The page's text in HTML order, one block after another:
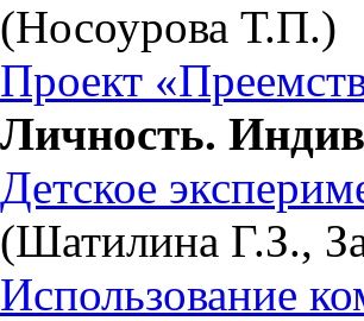
(Носоурова Т.П.)
Проект
Личность.
Детское
(Шатилина Г.З.,
Использование